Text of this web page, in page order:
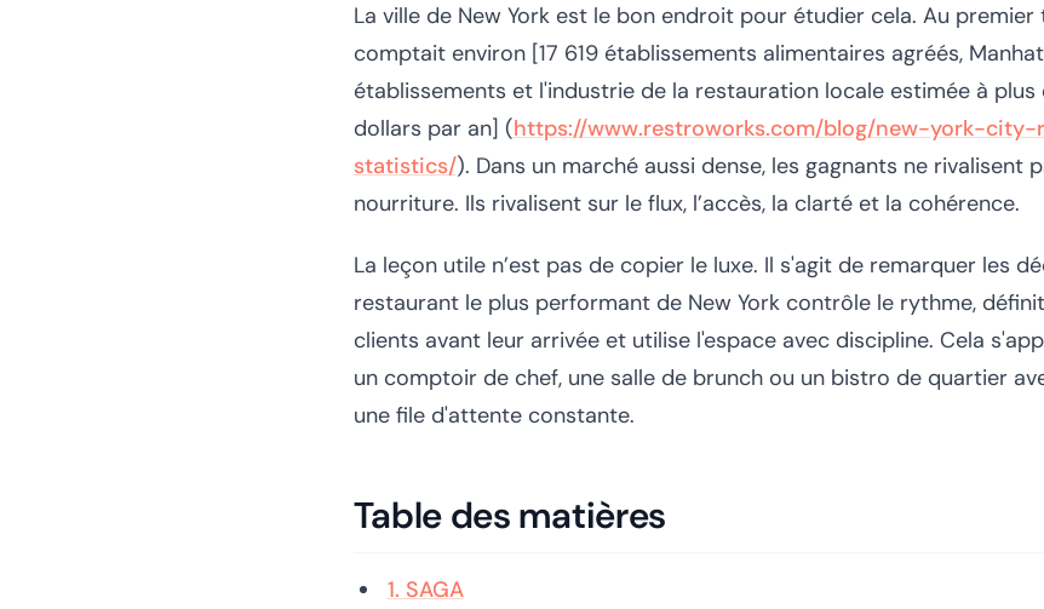
La ville de New York est le bon endroit pour étudier cela. Au
comptait environ [17 619 établissements alimentaires agréés,
établissements et l'industrie de la restauration locale estimée à
dollars par an] (https://www.restroworks.com/blog/new-york-
statistics/). Dans un marché aussi dense, les gagnants ne rivalisent
nourriture. Ils rivalisent sur le flux, l’accès, la clarté et la cohérence.
La leçon utile n’est pas de copier le luxe. Il s'agit de remarquer les
restaurant le plus performant de New York contrôle le rythme,
clients avant leur arrivée et utilise l'espace avec discipline. Cela
un comptoir de chef, une salle de brunch ou un bistro de quartier
une file d'attente constante.
Table des matières
1. SAGA